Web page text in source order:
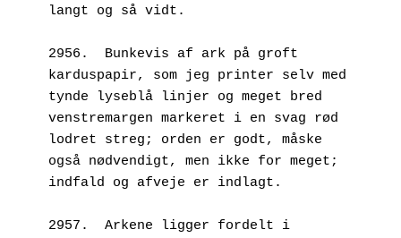
langt og så vidt.
2956.  Bunkevis af ark på groft
karduspapir, som jeg printer selv med
tynde lyseblå linjer og meget bred
venstremargen markeret i en svag rød
lodret streg; orden er godt, måske
også nødvendigt, men ikke for meget;
indfald og afveje er indlagt.
2957.  Arkene ligger fordelt i